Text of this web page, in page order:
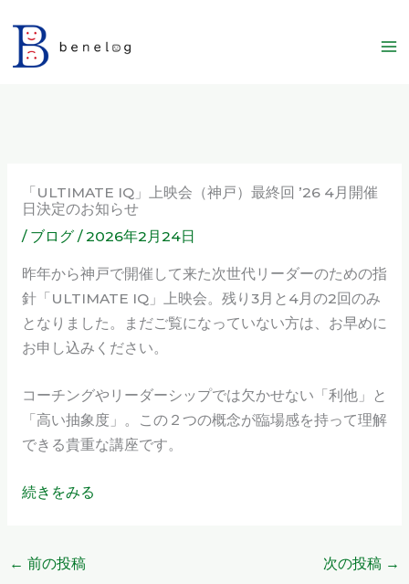
を
「ULTIMATE IQ」上映会（神戸）最終回 ’26 4月開催
日決定のお知らせ
/ ブログ/2026年2月24日
昨年から神戸で開催して来た次世代リーダーのための指
針「ULTIMATE IQ」上映会。残り3月と4月の2回のみ
となりました。まだご覧になっていない方は、お早めに
お申し込みください。
コーチングやリーダーシップでは欠かせない「利他」と
「高い抽象度」。この２つの概念が臨場感を持って理解
できる貴重な講座です。
続きをみる
← 前の投稿 次の投稿 →